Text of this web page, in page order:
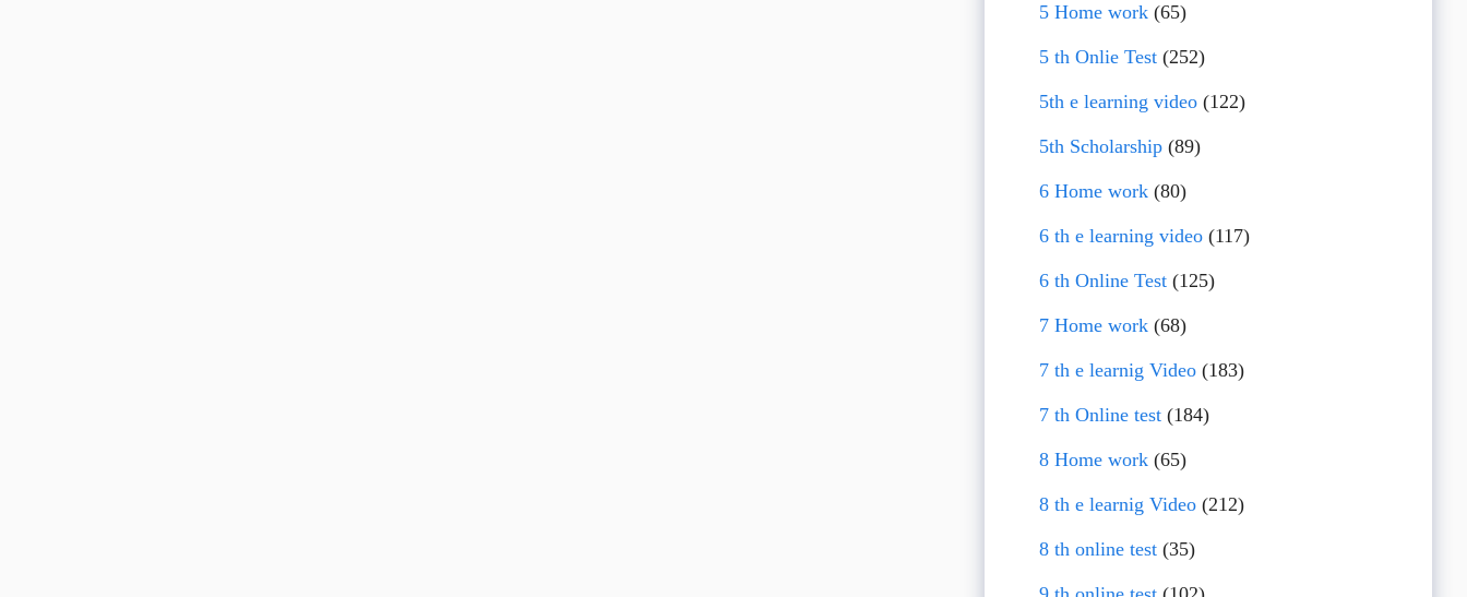
5 Home work(65)
5 th Onlie Test(252)
5th e learning video(122)
5th Scholarship(89)
6 Home work(80)
6 th e learning video(117)
6 th Online Test(125)
7 Home work(68)
7 th e learnig Video(183)
7 th Online test(184)
8 Home work(65)
8 th e learnig Video(212)
8 th online test(35)